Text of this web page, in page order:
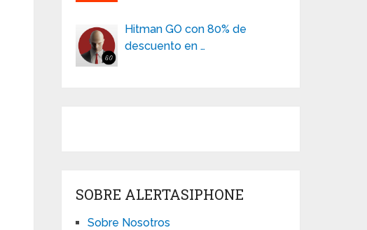
Hitman GO con 80% de
descuento en …
SOBRE ALERTASIPHONE
Sobre Nosotros